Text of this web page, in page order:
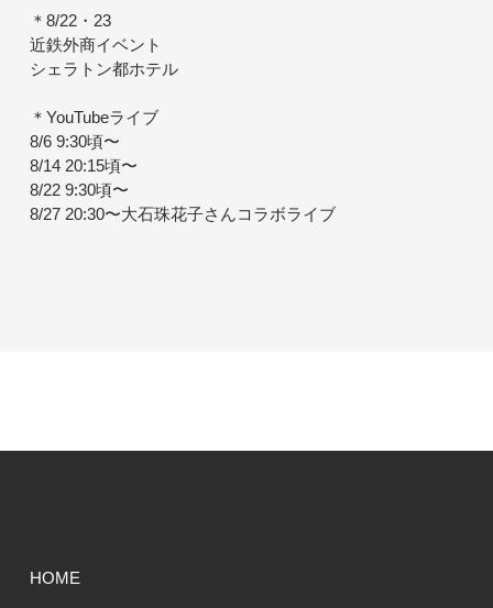
＊8/22・23
近鉄外商イベント
シェラトン都ホテル
＊YouTubeライブ
8/6 9:30頃〜
8/14 20:15頃〜
8/22 9:30頃〜
8/27 20:30〜大石珠花子さんコラボライブ
HOME